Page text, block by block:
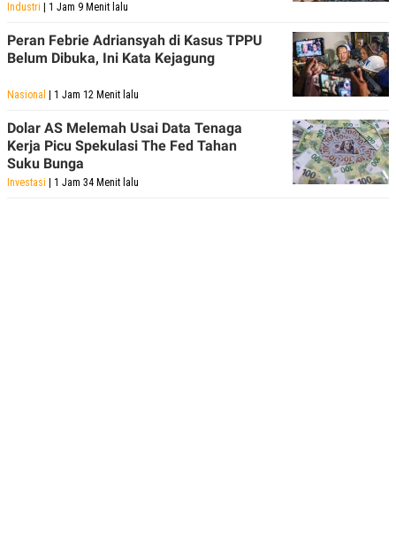
Industri | 1 Jam 9 Menit lalu
Peran Febrie Adriansyah di Kasus TPPU
Belum Dibuka, Ini Kata Kejagung
Nasional | 1 Jam 12 Menit lalu
Dolar AS Melemah Usai Data Tenaga
Kerja Picu Spekulasi The Fed Tahan
Suku Bunga
Investasi | 1 Jam 34 Menit lalu